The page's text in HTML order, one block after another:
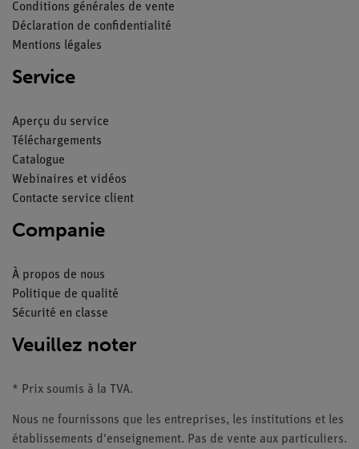
Conditions générales de vente
Déclaration de confidentialité
Mentions légales
Service
Aperçu du service
Téléchargements
Catalogue
Webinaires et vidéos
Contacte service client
Companie
À propos de nous
Politique de qualité
Sécurité en classe
Veuillez noter
* Prix soumis à la TVA.
Nous ne fournissons que les entreprises, les institutions et les
établissements d'enseignement. Pas de vente aux particuliers.